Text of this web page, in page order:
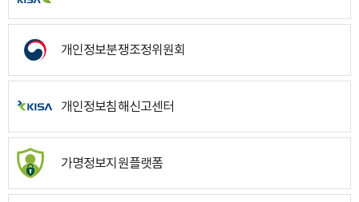
개인정보분쟁조정위원회
개인정보침해신고센터
가명정보지원플랫폼